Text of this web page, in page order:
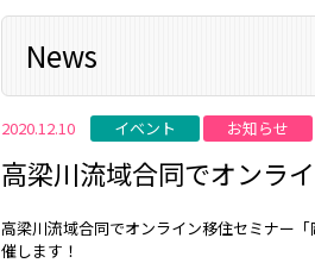
News
2020.12.10 イベント お知らせ
高梁川流域合同でオンラ
高梁川流域合同でオンライン移住セミナー
催します！